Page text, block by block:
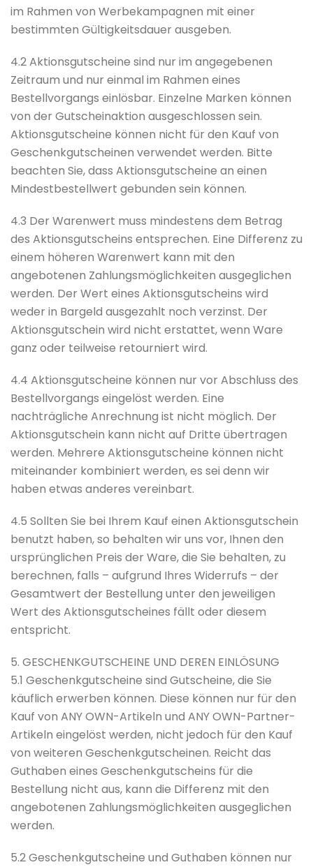
im Rahmen von Werbekampagnen mit einer
bestimmten Gültigkeitsdauer ausgeben.
4.2 Aktionsgutscheine sind nur im angegebenen
Zeitraum und nur einmal im Rahmen eines
Bestellvorgangs einlösbar. Einzelne Marken können
von der Gutscheinaktion ausgeschlossen sein.
Aktionsgutscheine können nicht für den Kauf von
Geschenkgutscheinen verwendet werden. Bitte
beachten Sie, dass Aktionsgutscheine an einen
Mindestbestellwert gebunden sein können.
4.3 Der Warenwert muss mindestens dem Betrag
des Aktionsgutscheins entsprechen. Eine Differenz zu
einem höheren Warenwert kann mit den
angebotenen Zahlungsmöglichkeiten ausgeglichen
werden. Der Wert eines Aktionsgutscheins wird
weder in Bargeld ausgezahlt noch verzinst. Der
Aktionsgutschein wird nicht erstattet, wenn Ware
ganz oder teilweise retourniert wird.
4.4 Aktionsgutscheine können nur vor Abschluss des
Bestellvorgangs eingelöst werden. Eine
nachträgliche Anrechnung ist nicht möglich. Der
Aktionsgutschein kann nicht auf Dritte übertragen
werden. Mehrere Aktionsgutscheine können nicht
miteinander kombiniert werden, es sei denn wir
haben etwas anderes vereinbart.
4.5 Sollten Sie bei Ihrem Kauf einen Aktionsgutschein
benutzt haben, so behalten wir uns vor, Ihnen den
ursprünglichen Preis der Ware, die Sie behalten, zu
berechnen, falls – aufgrund Ihres Widerrufs – der
Gesamtwert der Bestellung unter den jeweiligen
Wert des Aktionsgutscheines fällt oder diesem
entspricht.
5. GESCHENKGUTSCHEINE UND DEREN EINLÖSUNG
5.1 Geschenkgutscheine sind Gutscheine, die Sie
käuflich erwerben können. Diese können nur für den
Kauf von ANY OWN-Artikeln und ANY OWN-Partner-
Artikeln eingelöst werden, nicht jedoch für den Kauf
von weiteren Geschenkgutscheinen. Reicht das
Guthaben eines Geschenkgutscheins für die
Bestellung nicht aus, kann die Differenz mit den
angebotenen Zahlungsmöglichkeiten ausgeglichen
werden.
5.2 Geschenkgutscheine und Guthaben können nur